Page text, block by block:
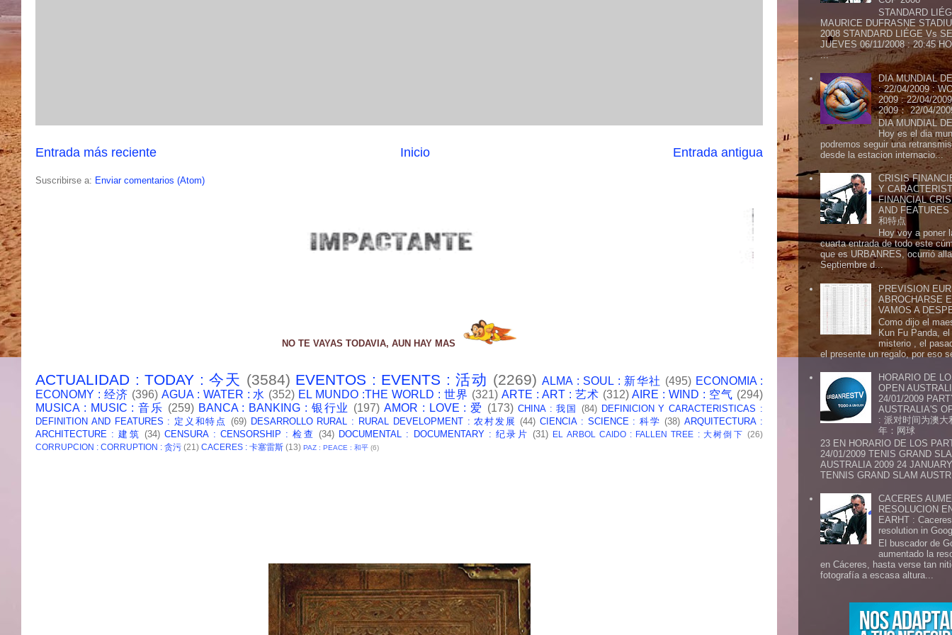
Entrada más reciente Entrada antigua
Inicio
Suscribirse a: Enviar comentarios (Atom)
NO TE VAYAS TODAVIA, AUN HAY MAS
ACTUALIDAD : TODAY : 今天 (3584) EVENTOS : EVENTS : 活动 (2269) ALMA : SOUL : 新华社 (495) ECONOMIA :
ECONOMY : 经济 (396) AGUA : WATER : 水 (352) EL MUNDO :THE WORLD : 世界 (321) ARTE : ART : 艺术 (312) AIRE : WIND : 空气 (294)
MUSICA : MUSIC : 音乐 (259) BANCA : BANKING : 银行业 (197) AMOR : LOVE : 爱 (173) CHINA : 我国 (84) DEFINICION Y CARACTERISTICAS :
DEFINITION AND FEATURES : 定义和特点 (69) DESARROLLO RURAL : RURAL DEVELOPMENT : 农村发展 (44) CIENCIA : SCIENCE : 科学 (38) ARQUITECTURA :
ARCHITECTURE : 建筑 (34) CENSURA : CENSORSHIP : 检查 (34) DOCUMENTAL : DOCUMENTARY : 纪录片 (31) EL ARBOL CAIDO : FALLEN TREE : 大树倒下 (26)
CORRUPCION : CORRUPTION : 贪污 (21) CACERES : 卡塞雷斯 (13) PAZ : PEACE : 和平 (6)
STANDARD
MAURICE DUFRASNE
2008 STANDARD LIÉGE Vs
JUEVES 06/11/2008 : 20:45
...
DIA MUNDIAL
: 22/04/2009 :
2009 : 22/04/
2009： 22/04/
DIA MUNDIAL
Hoy es el dia
podremos seguir una
desde la estacion internacio...
CRISIS
Y
FINANCIAL
AND
和特点
Hoy voy a poner
cuarta entrada de todo este
que es URBANRES, ocurrió
Septiembre d...
PREVISION
ABROCHARSE
VAMOS A
Como dijo el
Kun Fu Panda,
misterio , el
el presente un regalo, por eso
HORARIO DE
OPEN
24/01/2009
AUSTRALIA'S
: 派对时间为澳大
年：网球
23 EN HORARIO DE LOS
24/01/2009 TENIS GRAND
AUSTRALIA 2009 24
TENNIS GRAND SLAM
CACERES
RESOLUCION
EARHT :
resolution in
El buscador de
aumentado la
en Cáceres, hasta verse tan
fotografía a escasa altura...